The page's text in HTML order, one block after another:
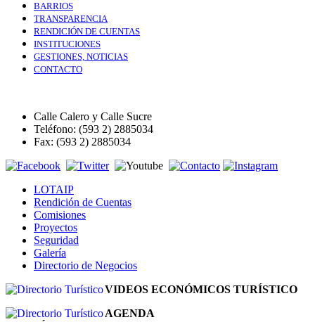
BARRIOS
TRANSPARENCIA
RENDICIÓN DE CUENTAS
INSTITUCIONES
GESTIONES, NOTICIAS
CONTACTO
Calle Calero y Calle Sucre
Teléfono: (593 2) 2885034
Fax: (593 2) 2885034
LOTAIP
Rendición de Cuentas
Comisiones
Proyectos
Seguridad
Galería
Directorio de Negocios
VIDEOS ECONÓMICOS TURÍSTICO
AGENDA